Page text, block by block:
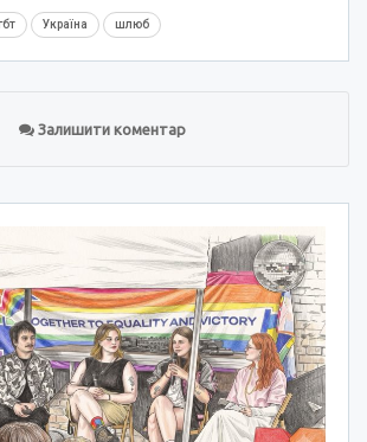
Україна шлюб
Залишити коментар